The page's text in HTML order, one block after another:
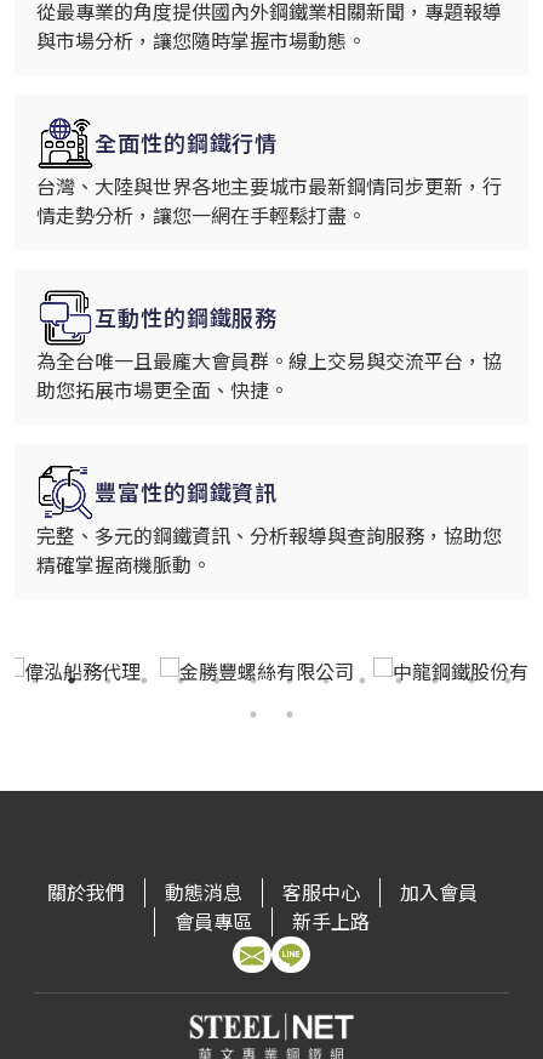
從最專業的角度提供國內外鋼鐵業相關新聞，專題報導
與市場分析，讓您隨時掌握市場動態。
全面性的鋼鐵行情
台灣、大陸與世界各地主要城市最新鋼情同步更新，行
情走勢分析，讓您一網在手輕鬆打盡。
互動性的鋼鐵服務
為全台唯一且最龐大會員群。線上交易與交流平台，協
助您拓展市場更全面、快捷。
豐富性的鋼鐵資訊
完整、多元的鋼鐵資訊、分析報導與查詢服務，協助您
精確掌握商機脈動。
關於我們 動態消息 客服中心
加入會員
會員專區
新手上路